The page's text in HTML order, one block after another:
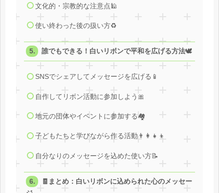
文化的・宗教的な注意点🕌
使い終わった後の扱い方♻️
誰でもできる！白いリボンで平和を広げる方法🕊
SNSでシェアしてメッセージを広げる📱
自作してリボン活動に参加しよう🎀
地元の団体やイベントに参加する🏘️
子どもたちと学びながら作る活動👨‍👩‍👧‍👦
自分なりのメッセージを込めた使い方📝
🧾まとめ：白いリボンに込められた心のメッセー